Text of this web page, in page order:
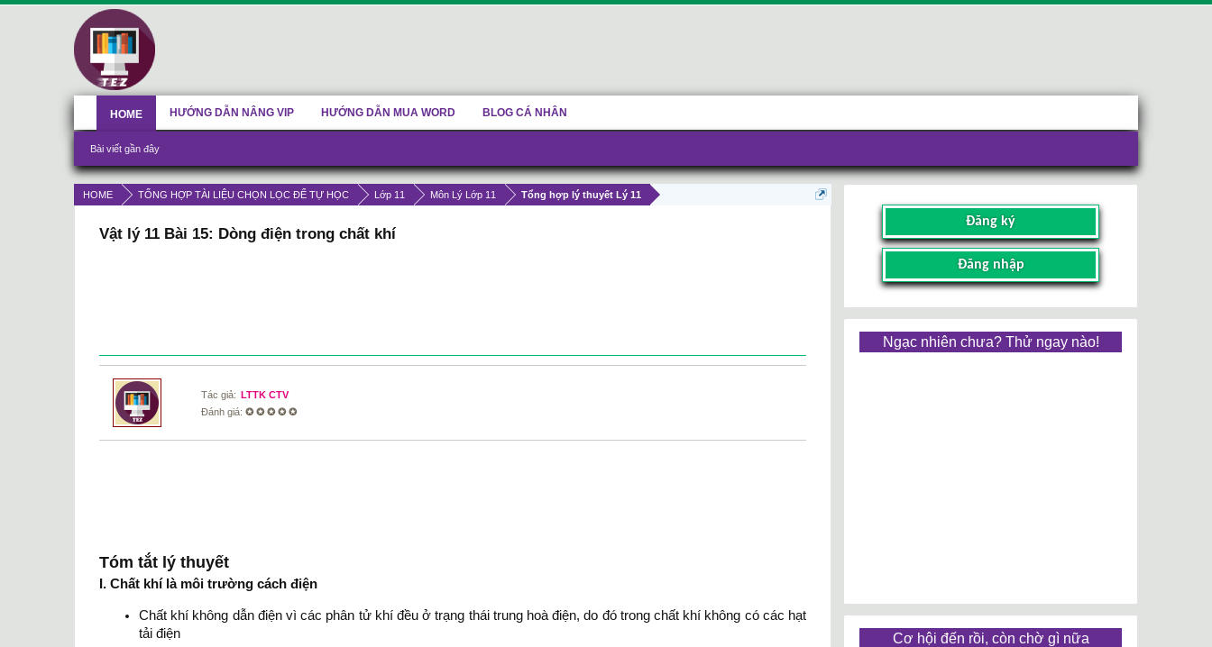
HOME TỔNG HỢP TÀI LIỆU CHỌN LỌC ĐỂ TỰ HỌC Lớp 11 Môn Lý Lớp 11 Tổng hợp lý thuyết Lý 11
Vật lý 11 Bài 15: Dòng điện trong chất khí
Tác giả: LTTK CTV
Đánh giá: ✪ ✪ ✪ ✪ ✪
Tóm tắt lý thuyết
I. Chất khí là môi trường cách điện
Chất khí không dẫn điện vì các phân tử khí đều ở trạng thái trung hoà điện, do đó trong chất khí không có các hạt
tải điện
Đăng ký
Đăng nhập
Ngạc nhiên chưa? Thử ngay nào!
Cơ hội đến rồi, còn chờ gì nữa
HOME
Bài viết gần đây
HƯỚNG DẪN NÂNG VIP HƯỚNG DẪN MUA WORD BLOG CÁ NHÂN